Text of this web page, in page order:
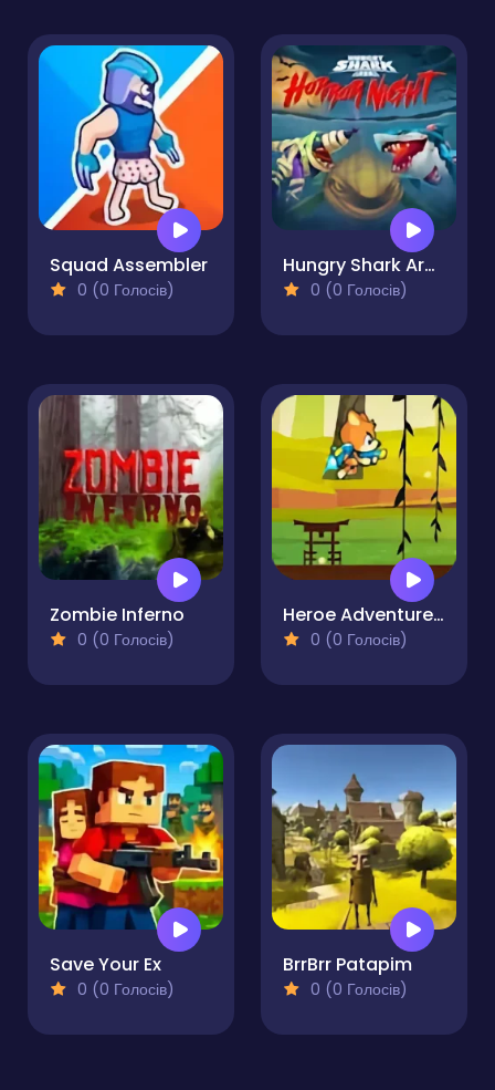
Squad Assembler
0 (0 Голосів)
Hungry Shark Arena Horror Night
0 (0 Голосів)
Zombie Inferno
0 (0 Голосів)
Heroe Adventure Shooter
0 (0 Голосів)
Save Your Ex
0 (0 Голосів)
BrrBrr Patapim
0 (0 Голосів)